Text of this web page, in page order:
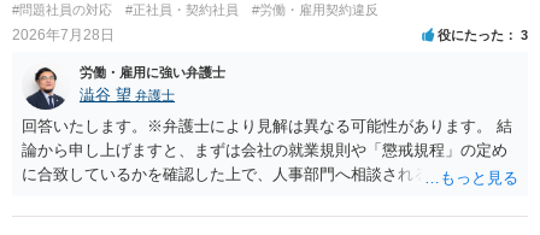
#問題社員の対応 #正社員・契約社員 #労働・雇用契約違反
2026年7月28日 役にたった 3
労働・雇用に強い弁護士
澁谷 望 弁護士
回答いたします。※弁護士により見解は異なる可能性があります。 結
論から申し上げますと、まずは会社の就業規則や「懲戒規程」の定め
に合致しているかを確認した上で、人事部門へ相談されることが最優
ものの、重い懲戒処分の対象には十分なり得ます。 名誉や評価の回復